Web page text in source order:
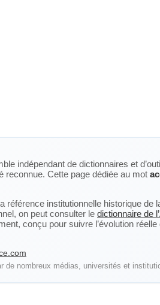
indépendant de dictionnaires et
reconnue. Cette page dédiée au mot
référence institutionnelle historique
on peut consulter le dictionnaire de
conçu pour suivre l’évolution
de nombreux médias, universités et